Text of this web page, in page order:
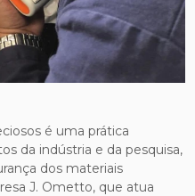
é uma prática
da indústria e da pesquisa,
dos materiais
J. Ometto, que atua